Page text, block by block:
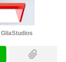
GliaStudios